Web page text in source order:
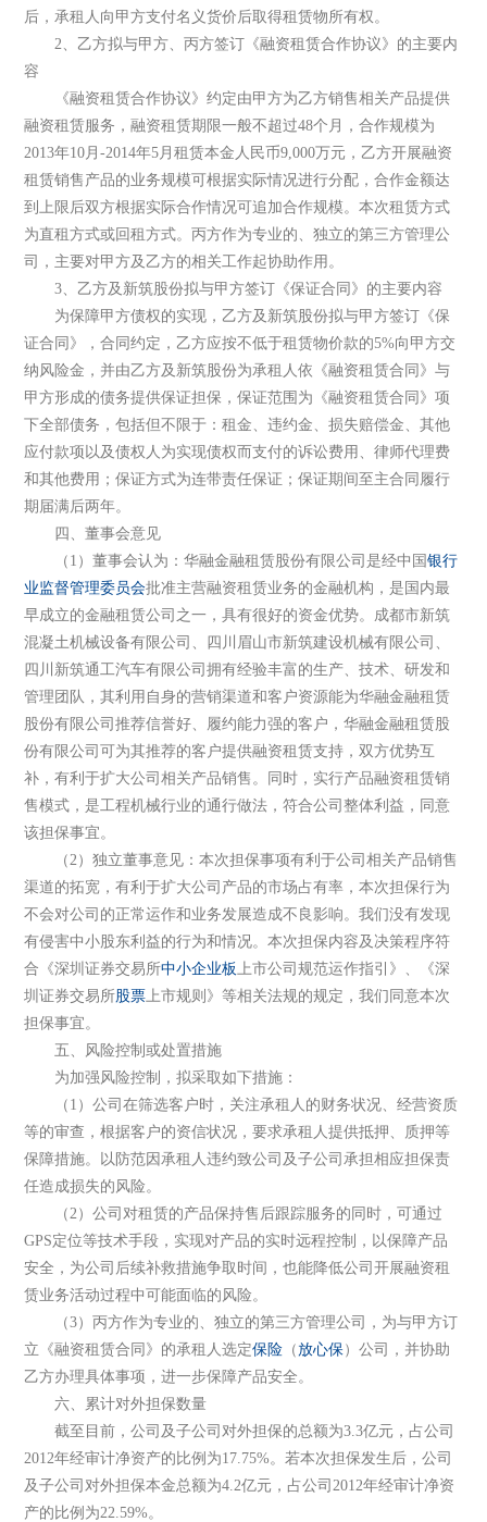
后，承租人向甲方支付名义货价后取得租赁物所有权。
2、乙方拟与甲方、丙方签订《融资租赁合作协议》的主要内
容
《融资租赁合作协议》约定由甲方为乙方销售相关产品提供
融资租赁服务，融资租赁期限一般不超过48个月，合作规模为
2013年10月-2014年5月租赁本金人民币9,000万元，乙方开展融资
租赁销售产品的业务规模可根据实际情况进行分配，合作金额达
到上限后双方根据实际合作情况可追加合作规模。本次租赁方式
为直租方式或回租方式。丙方作为专业的、独立的第三方管理公
司，主要对甲方及乙方的相关工作起协助作用。
3、乙方及新筑股份拟与甲方签订《保证合同》的主要内容
为保障甲方债权的实现，乙方及新筑股份拟与甲方签订《保
证合同》，合同约定，乙方应按不低于租赁物价款的5%向甲方交
纳风险金，并由乙方及新筑股份为承租人依《融资租赁合同》与
甲方形成的债务提供保证担保，保证范围为《融资租赁合同》项
下全部债务，包括但不限于：租金、违约金、损失赔偿金、其他
应付款项以及债权人为实现债权而支付的诉讼费用、律师代理费
和其他费用；保证方式为连带责任保证；保证期间至主合同履行
期届满后两年。
四、董事会意见
（1）董事会认为：华融金融租赁股份有限公司是经中国银行
业监督管理委员会批准主营融资租赁业务的金融机构，是国内最
早成立的金融租赁公司之一，具有很好的资金优势。成都市新筑
混凝土机械设备有限公司、四川眉山市新筑建设机械有限公司、
四川新筑通工汽车有限公司拥有经验丰富的生产、技术、研发和
管理团队，其利用自身的营销渠道和客户资源能为华融金融租赁
股份有限公司推荐信誉好、履约能力强的客户，华融金融租赁股
份有限公司可为其推荐的客户提供融资租赁支持，双方优势互
补，有利于扩大公司相关产品销售。同时，实行产品融资租赁销
售模式，是工程机械行业的通行做法，符合公司整体利益，同意
该担保事宜。
（2）独立董事意见：本次担保事项有利于公司相关产品销售
渠道的拓宽，有利于扩大公司产品的市场占有率，本次担保行为
不会对公司的正常运作和业务发展造成不良影响。我们没有发现
有侵害中小股东利益的行为和情况。本次担保内容及决策程序符
合《深圳证券交易所中小企业板上市公司规范运作指引》、《深
圳证券交易所股票上市规则》等相关法规的规定，我们同意本次
担保事宜。
五、风险控制或处置措施
为加强风险控制，拟采取如下措施：
（1）公司在筛选客户时，关注承租人的财务状况、经营资质
等的审查，根据客户的资信状况，要求承租人提供抵押、质押等
保障措施。以防范因承租人违约致公司及子公司承担相应担保责
任造成损失的风险。
（2）公司对租赁的产品保持售后跟踪服务的同时，可通过
GPS定位等技术手段，实现对产品的实时远程控制，以保障产品
安全，为公司后续补救措施争取时间，也能降低公司开展融资租
赁业务活动过程中可能面临的风险。
（3）丙方作为专业的、独立的第三方管理公司，为与甲方订
立《融资租赁合同》的承租人选定保险 （放心保）公司，并协助
乙方办理具体事项，进一步保障产品安全。
六、累计对外担保数量
截至目前，公司及子公司对外担保的总额为3.3亿元，占公司
2012年经审计净资产的比例为17.75%。若本次担保发生后，公司
及子公司对外担保本金总额为4.2亿元，占公司2012年经审计净资
产的比例为22.59%。